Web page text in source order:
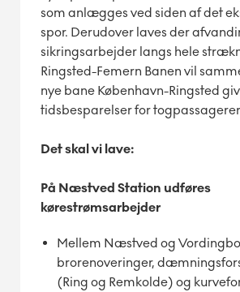
som anlægges ved siden af det
spor. Derudover laves der
sikringsarbejder langs hele
Ringsted-Femern Banen vil
nye bane København-Ringsted
tidsbesparelser for
Det skal vi lave:
På Næstved Station udføres
kørestrømsarbejder
Mellem Næstved og
brorenoveringer,
(Ring og Remkolde) og